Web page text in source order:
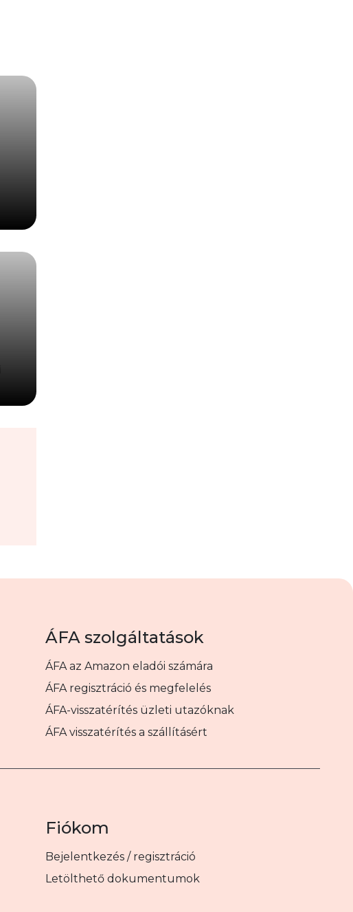
ÁFA szolgáltatások
ÁFA az Amazon eladói számára
ÁFA regisztráció és megfelelés
ÁFA-visszatérítés üzleti utazóknak
ÁFA visszatérítés a szállításért
Fiókom
Bejelentkezés / regisztráció
Letölthető dokumentumok